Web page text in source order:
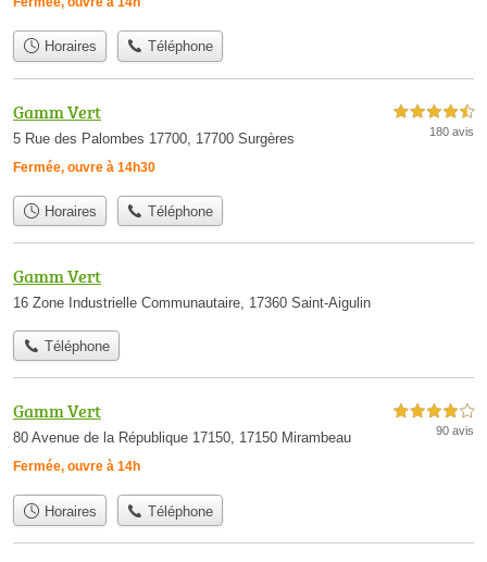
Horaires Téléphone
Gamm Vert
5 Rue des Palombes 17700, 17700 Surgères
Fermée, ouvre à 14h30
4,5 étoiles sur 5
180 avis
Horaires Téléphone
Gamm Vert
16 Zone Industrielle Communautaire, 17360 Saint-Aigulin
Téléphone
Gamm Vert
80 Avenue de la République 17150, 17150 Mirambeau
Fermée, ouvre à 14h
4,0 étoiles sur 5
90 avis
Horaires Téléphone